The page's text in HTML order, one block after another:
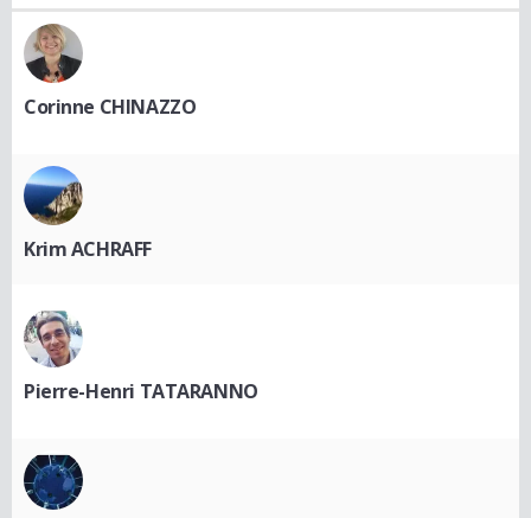
Corinne CHINAZZO
Krim ACHRAFF
Pierre-Henri TATARANNO